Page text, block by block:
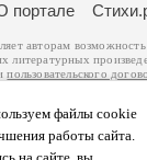
файлы cookie
работы сайта.
портале
авторам возможность
литературных
пользовательского
принадлежат
произведений
к которому вы можете
самостоятельно на